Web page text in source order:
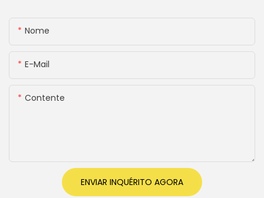
Nome
E-Mail
Contente
ENVIAR INQUÉRITO AGORA